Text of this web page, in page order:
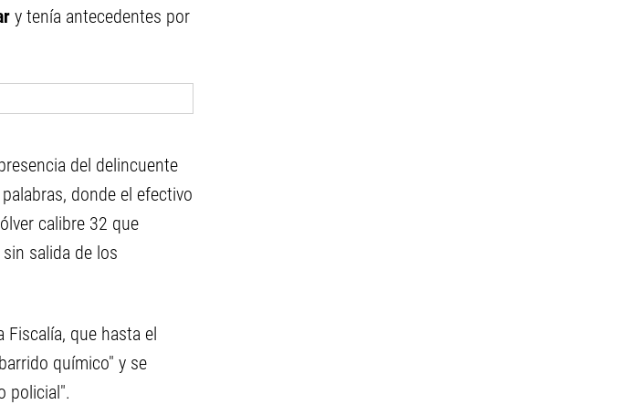
y tenía antecedentes por
del delincuente
donde el efectivo
calibre 32 que
salida de los
que hasta el
químico" y se
policial".